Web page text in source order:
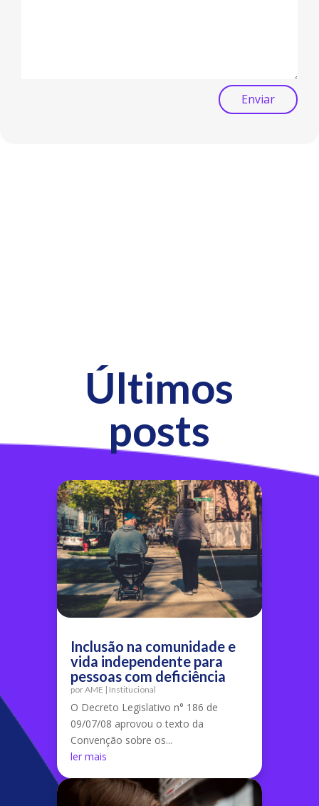
Enviar
Últimos
posts
Inclusão na comunidade e
vida independente para
pessoas com deficiência
porAME | Institucional
O Decreto Legislativo n° 186 de
09/07/08 aprovou o texto da
Convenção sobre os...
ler mais